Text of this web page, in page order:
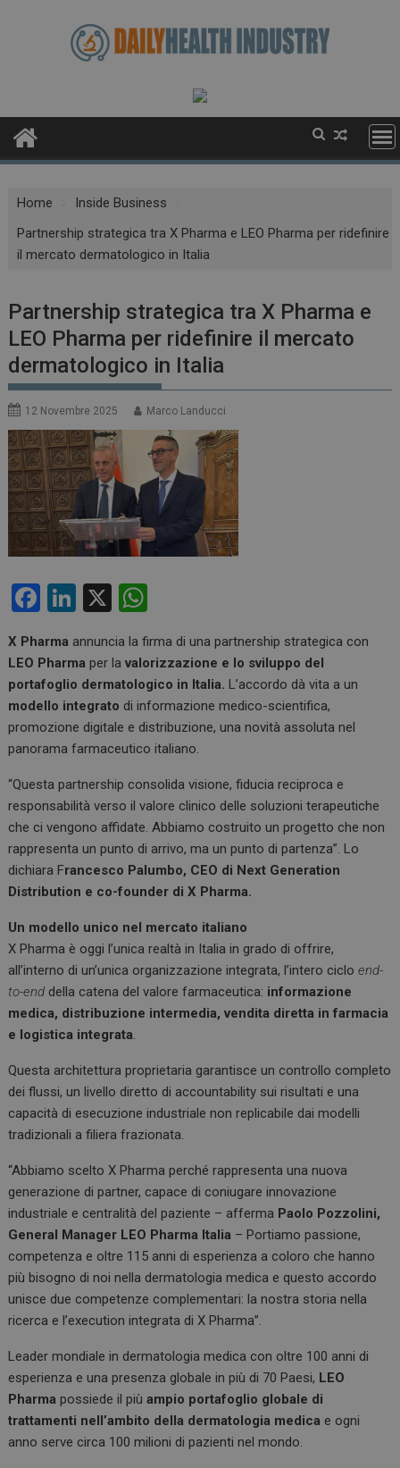
Home
Inside Business
Partnership strategica tra X Pharma e LEO Pharma per ridefinire
il mercato dermatologico in Italia
Partnership strategica tra X Pharma e
LEO Pharma per ridefinire il mercato
dermatologico in Italia
12 Novembre 2025 Marco Landucci
F
ce
b
o
o
Li
ke
dI
n
X
at
s
A
p
X Pharma annuncia la firma di una partnership strategica con
LEO Pharma per lavalorizzazione e lo sviluppo del
portafoglio dermatologico in Italia. L’accordo dà vita a un
modello integrato di informazione medico-scientifica,
promozione digitale e distribuzione, una novità assoluta nel
panorama farmaceutico italiano.
“Questa partnership consolida visione, fiducia reciproca e
responsabilità verso il valore clinico delle soluzioni terapeutiche
che ci vengono affidate. Abbiamo costruito un progetto che non
rappresenta un punto di arrivo, ma un punto di partenza”. Lo
dichiara Francesco Palumbo, CEO di Next Generation
Distribution e co-founder di X Pharma.
Un modello unico nel mercato italiano
X Pharma è oggi l’unica realtà in Italia in grado di offrire,
all’interno di un’unica organizzazione integrata, l’intero cicloend-
to-end della catena del valore farmaceutica: informazione
medica, distribuzione intermedia, vendita diretta in farmacia
e logistica integrata.
Questa architettura proprietaria garantisce un controllo completo
dei flussi, un livello diretto di accountability sui risultati e una
capacità di esecuzione industriale non replicabile dai modelli
tradizionali a filiera frazionata.
“Abbiamo scelto X Pharma perché rappresenta una nuova
generazione di partner, capace di coniugare innovazione
industriale e centralità del paziente – afferma Paolo Pozzolini,
General Manager LEO Pharma Italia – Portiamo passione,
competenza e oltre 115 anni di esperienza a coloro che hanno
più bisogno di noi nella dermatologia medica e questo accordo
unisce due competenze complementari: la nostra storia nella
ricerca e l’execution integrata di X Pharma”.
Leader mondiale in dermatologia medica con oltre 100 anni di
esperienza e una presenza globale in più di 70 Paesi, LEO
Pharma possiede il piùampio portafoglio globale di
trattamenti nell’ambito della dermatologia medica e ogni
anno serve circa 100 milioni di pazienti nel mondo.